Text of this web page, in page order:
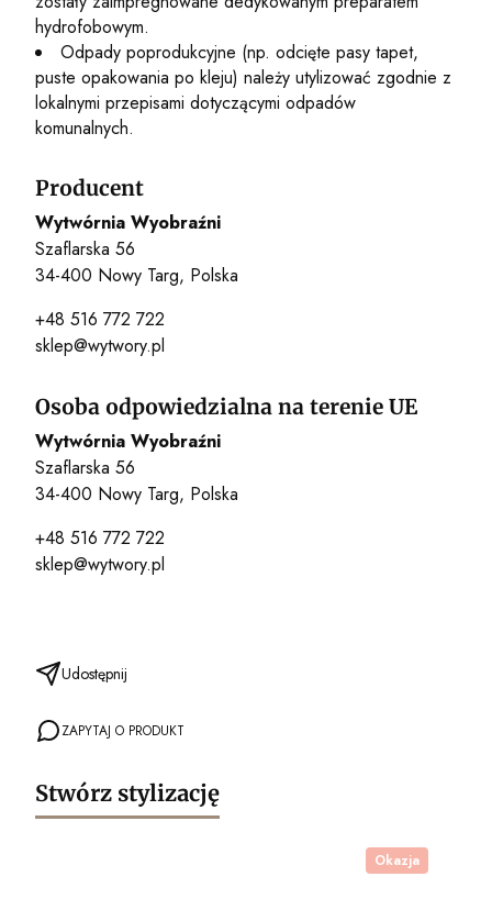
hydrofobowym.
Odpady poprodukcyjne (np. odcięte pasy tapet,
puste opakowania po kleju) należy utylizować zgodnie z
lokalnymi przepisami dotyczącymi odpadów
komunalnych.
Producent
Wytwórnia Wyobraźni
Szaflarska 56
34-400 Nowy Targ, Polska
+48 516 772 722
sklep@wytwory.pl
Osoba odpowiedzialna na terenie UE
Wytwórnia Wyobraźni
Szaflarska 56
34-400 Nowy Targ, Polska
+48 516 772 722
sklep@wytwory.pl
Udostępnij
ZAPYTAJ O PRODUKT
Stwórz stylizację
Okazja